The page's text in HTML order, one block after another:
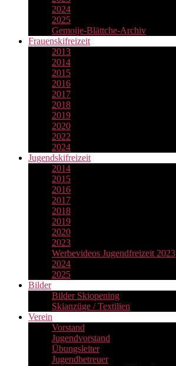
2024
2025
Gemoije-Blättche-Archiv
Frauenskifreizeit
2013
2014
2015
2016
2017
2018
2019
2020
2022
2024
Jugendskifreizeit
2014
2015
2016
2017
2018
2019
2020
2023
Werbevideos Jugendfreizeit 2023
2024
2025
Bilder
Bilder Skiopening
Skianzüge / Textilien
Verein
Vorstand
Jugendvorstand
Übungsleiter
Jugendbetreuer